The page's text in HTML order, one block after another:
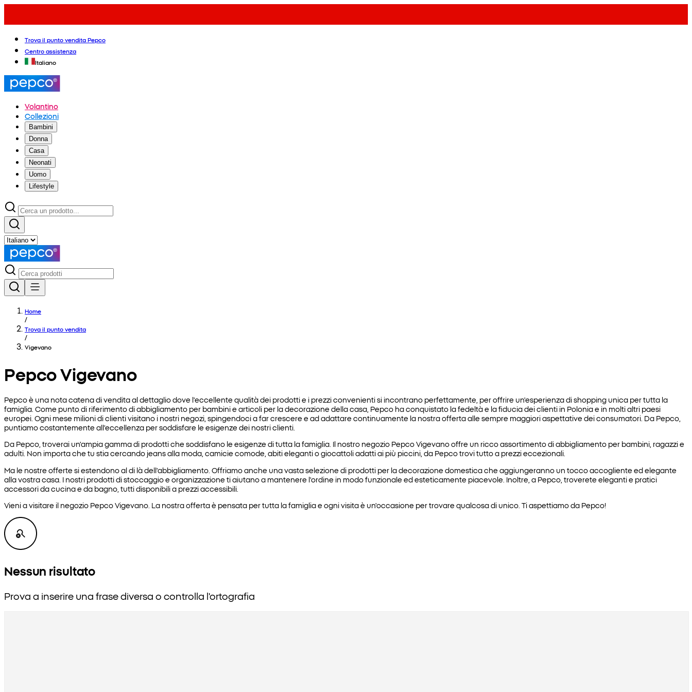
Trova il punto vendita Pepco
Centro assistenza
Italiano
Volantino
Collezioni
Bambini
Donna
Casa
Neonati
Uomo
Lifestyle
Home
/
Trova il punto vendita
/
Vigevano
Pepco Vigevano
Pepco è una nota catena di vendita al dettaglio dove l'eccellente qualità dei prodotti e i prezzi convenienti si incontrano perfettamente, per offrire un'esperienza di shopping unica per tutta la
famiglia. Come punto di riferimento di abbigliamento per bambini e articoli per la decorazione della casa, Pepco ha conquistato la fedeltà e la fiducia dei clienti in Polonia e in molti altri paesi
europei. Ogni mese milioni di clienti visitano i nostri negozi, spingendoci a far crescere e ad adattare continuamente la nostra offerta alle sempre maggiori aspettative dei consumatori. Da Pepco,
puntiamo costantemente all’eccellenza per soddisfare le esigenze dei nostri clienti.
Da Pepco, troverai un'ampia gamma di prodotti che soddisfano le esigenze di tutta la famiglia. Il nostro negozio Pepco Vigevano offre un ricco assortimento di abbigliamento per bambini, ragazzi e
adulti. Non importa che tu stia cercando jeans alla moda, camicie comode, abiti eleganti o giocattoli adatti ai più piccini, da Pepco trovi tutto a prezzi eccezionali.
Ma le nostre offerte si estendono al di là dell'abbigliamento. Offriamo anche una vasta selezione di prodotti per la decorazione domestica che aggiungeranno un tocco accogliente ed elegante
alla vostra casa. I nostri prodotti di stoccaggio e organizzazione ti aiutano a mantenere l'ordine in modo funzionale ed esteticamente piacevole. Inoltre, a Pepco, troverete eleganti e pratici
accessori da cucina e da bagno, tutti disponibili a prezzi accessibili.
Vieni a visitare il negozio Pepco Vigevano. La nostra offerta è pensata per tutta la famiglia e ogni visita è un'occasione per trovare qualcosa di unico. Ti aspettiamo da Pepco!
Nessun risultato
Prova a inserire una frase diversa o controlla l'ortografia